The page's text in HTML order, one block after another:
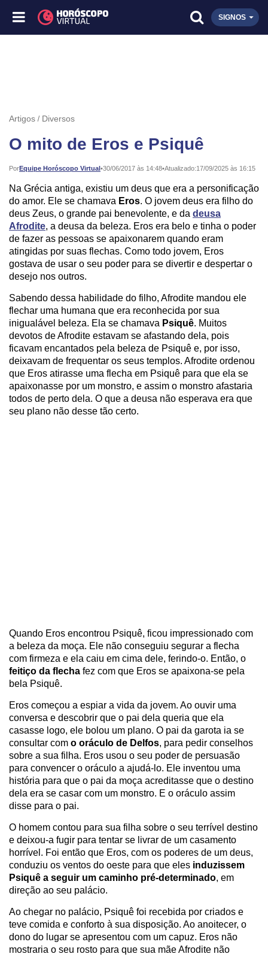
SIGNOS
Artigos Diversos
O mito de Eros e Psiquê
PorEquipe Horóscopo Virtual•
Publicado: 30/06/2017 às 14:48•Atualizado:17/09/2025 às 16:15
Na Grécia antiga, existiu um deus que era a personificação
do amor. Ele se chamava Eros. O jovem deus era filho do
deus Zeus, o grande pai benevolente, e da deusa
Afrodite, a deusa da beleza. Eros era belo e tinha o poder
de fazer as pessoas se apaixonarem quando eram
atingidas por suas flechas. Como todo jovem, Eros
gostava de usar o seu poder para se divertir e despertar o
desejo nos outros.
Sabendo dessa habilidade do filho, Afrodite mandou ele
flechar uma humana que era reconhecida por sua
inigualável beleza. Ela se chamava Psiquê. Muitos
devotos de Afrodite estavam se afastando dela, pois
ficavam encantados pela beleza de Psiquê e, por isso,
deixavam de frequentar os seus templos. Afrodite ordenou
que Eros atirasse uma flecha em Psiquê para que ela se
apaixonasse por um monstro, e assim o monstro afastaria
todos de perto dela. O que a deusa não esperava era que
seu plano não desse tão certo.
Quando Eros encontrou Psiquê, ficou impressionado com
a beleza da moça. Ele não conseguiu segurar a flecha
com firmeza e ela caiu em cima dele, ferindo-o. Então, o
feitiço da flecha fez com que Eros se apaixona-se pela
bela Psiquê.
Eros começou a espiar a vida da jovem. Ao ouvir uma
conversa e descobrir que o pai dela queria que ela
casasse logo, ele bolou um plano. O pai da garota ia se
consultar com o oráculo de Delfos, para pedir conselhos
sobre a sua filha. Eros usou o seu poder de persuasão
para convencer o oráculo a ajudá-lo. Ele inventou uma
história para que o pai da moça acreditasse que o destino
dela era se casar com um monstro. E o oráculo assim
disse para o pai.
O homem contou para sua filha sobre o seu terrível destino
e deixou-a fugir para tentar se livrar de um casamento
horrível. Foi então que Eros, com os poderes de um deus,
conduziu os ventos do oeste para que eles induzissem
Psiquê a seguir um caminho pré-determinado, em
direção ao seu palácio.
Ao chegar no palácio, Psiquê foi recebida por criados e
teve comida e conforto à sua disposição. Ao anoitecer, o
dono do lugar se apresentou com um capuz. Eros não
mostraria o seu rosto para que sua mãe Afrodite não